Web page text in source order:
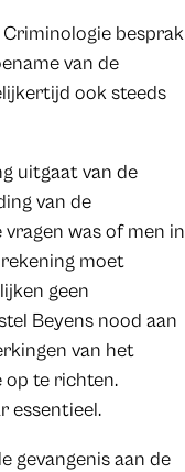
besprak
van de
ook steeds
uitgaat van de
van de
was of men in
moet
geen
Beyens nood aan
van het
op te richten.
essentieel.
gevangenis aan de